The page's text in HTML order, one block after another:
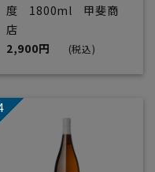
度 1800ml 甲斐商
店
2,900円
(税込)